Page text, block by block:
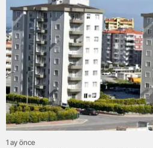
1 ay önce